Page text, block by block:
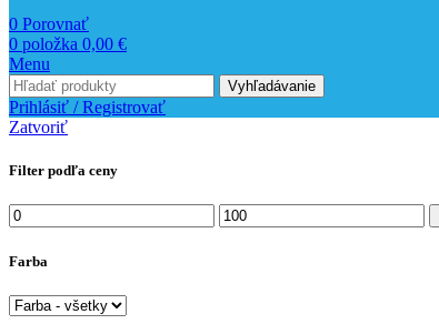
0 Porovnať
0 položka 0,00 €
Menu
Vyhľadávanie
Prihlásiť / Registrovať
Zatvoriť
Filter podľa ceny
Minimálna
cena
Maximálna
cena
Farba